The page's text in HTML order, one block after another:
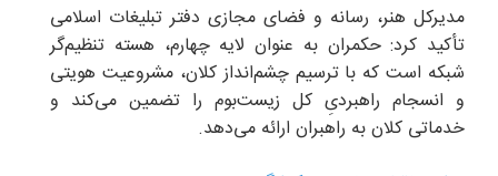
مدیرکل هنر، رسانه و فضای مجازی دفتر تبلیغات اسلامی
تأکید کرد: حکمران به عنوان لایه چهارم، هسته تنظیم‌گر
شبکه است که با ترسیم چشم‌انداز کلان، مشروعیت هویتی
و انسجام راهبردیِ کل زیست‌بوم را تضمین می‌کند و
خدماتی کلان به راهبران ارائه می‌دهد.